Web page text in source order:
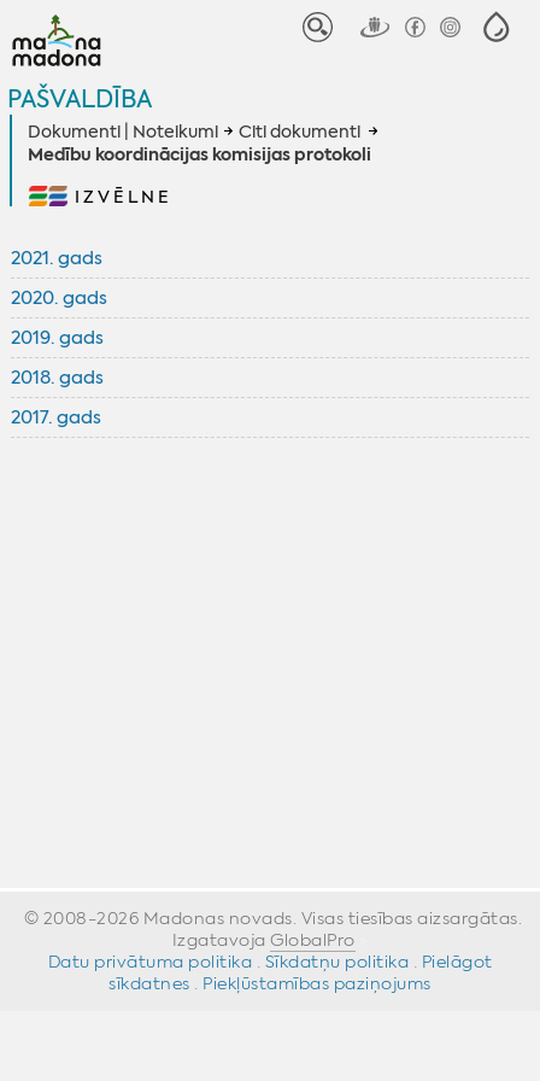
PAŠVALDĪBA
Dokumenti | Noteikumi Citi dokumenti
Medību koordinācijas komisijas protokoli
IZVĒLNE
2021. gads
2020. gads
2019. gads
2018. gads
2017. gads
© 2008-2026 Madonas novads. Visas tiesības aizsargātas.
Izgatavoja GlobalPro
Datu privātuma politika · Sīkdatņu politika · Pielāgot
sīkdatnes · Piekļūstamības paziņojums